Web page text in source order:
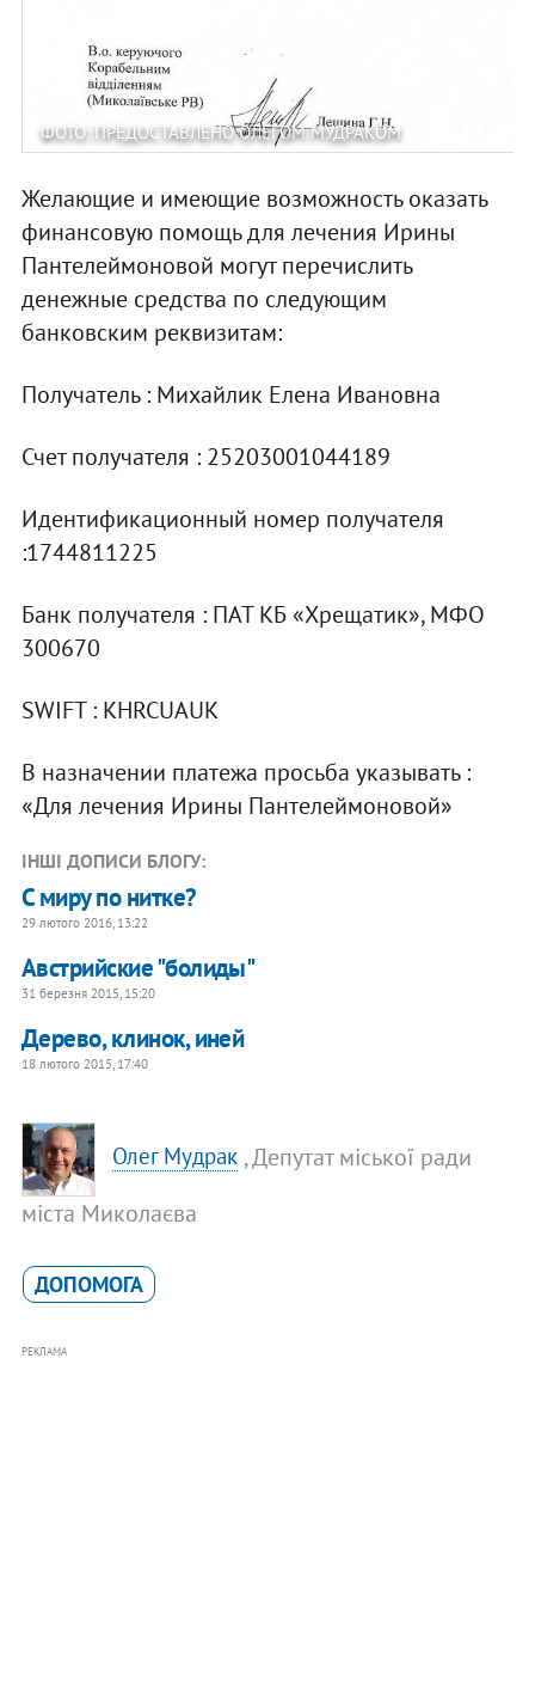
ФОТО: ПРЕДОСТАВЛЕНО ОЛЕГОМ МУДРАКОМ
Желающие и имеющие возможность оказать
финансовую помощь для лечения Ирины
Пантелеймоновой могут перечислить
денежные средства по следующим
банковским реквизитам:
Получатель : Михайлик Елена Ивановна
Счет получателя : 25203001044189
Идентификационный номер получателя
:1744811225
Банк получателя : ПАТ КБ «Хрещатик», МФО
300670
SWIFT : KHRCUAUK
В назначении платежа просьба указывать :
«Для лечения Ирины Пантелеймоновой»
ІНШІ ДОПИСИ БЛОГУ:
С миру по нитке?
29 лютого 2016, 13:22
Австрийские "болиды"
31 березня 2015, 15:20
Дерево, клинок, иней
18 лютого 2015, 17:40
Олег Мудрак , Депутат міської ради
міста Миколаєва
ДОПОМОГА
РЕКЛАМА